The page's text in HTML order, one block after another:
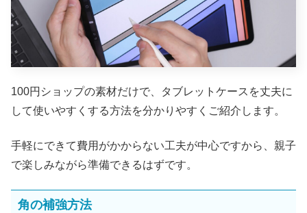
100円ショップの素材だけで、タブレットケースを丈夫に
して使いやすくする方法を分かりやすくご紹介します。
手軽にできて費用がかからない工夫が中心ですから、親子
で楽しみながら準備できるはずです。
角の補強方法